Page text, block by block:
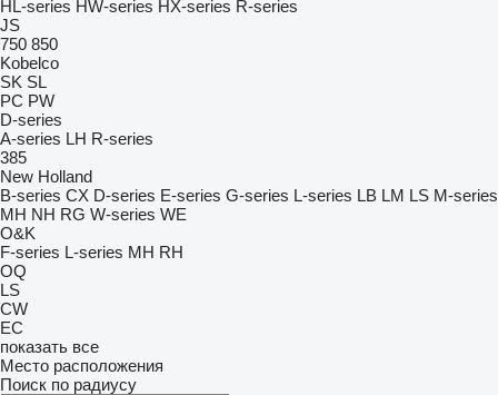
HL-series HW-series HX-series R-series
JS
750 850
Kobelco
SK SL
PC PW
D-series
A-series LH R-series
385
New Holland
B-series CX D-series E-series G-series L-series LB LM LS M-series
MH NH RG W-series WE
O&K
F-series L-series MH RH
OQ
LS
CW
EC
показать все
Место расположения
Поиск по радиусу